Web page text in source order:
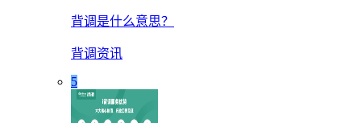
背调是什么意思？
背调资讯
5